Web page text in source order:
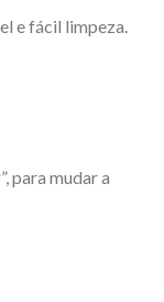
e fácil limpeza.
para mudar a